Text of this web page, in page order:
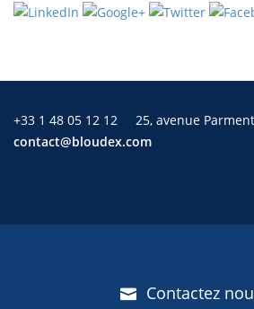
+33 1 48 05 12 12
25, avenue
contact@bloudex.com
Contactez